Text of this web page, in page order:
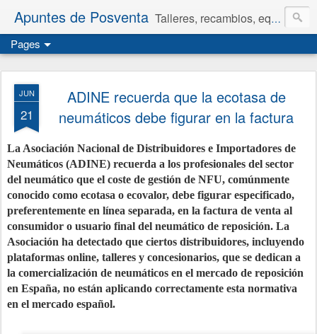
Apuntes de Posventa Talleres, recambios, equipamiento y neumáticos.
Pages
JUN
21
ADINE recuerda que la ecotasa de
neumáticos debe figurar en la factura
La Asociación Nacional de Distribuidores e Importadores de
Neumáticos (ADINE) recuerda a los profesionales del sector
del neumático que el coste de gestión de NFU, comúnmente
conocido como ecotasa o ecovalor, debe figurar especificado,
preferentemente en línea separada, en la factura de venta al
consumidor o usuario final del neumático de reposición. La
Asociación ha detectado que ciertos distribuidores, incluyendo
plataformas online, talleres y concesionarios, que se dedican a
la comercialización de neumáticos en el mercado de reposición
en España, no están aplicando correctamente esta normativa
en el mercado español.